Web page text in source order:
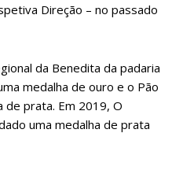
Direção – no passado
da Benedita da padaria
medalha de ouro e o Pão
de prata. Em 2019, O
uma medalha de prata